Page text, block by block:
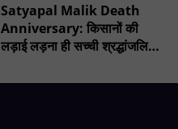
Satyapal Malik Death
Anniversary: किसानों की
लड़ाई लड़ना ही सच्ची श्रद्धांजलि -